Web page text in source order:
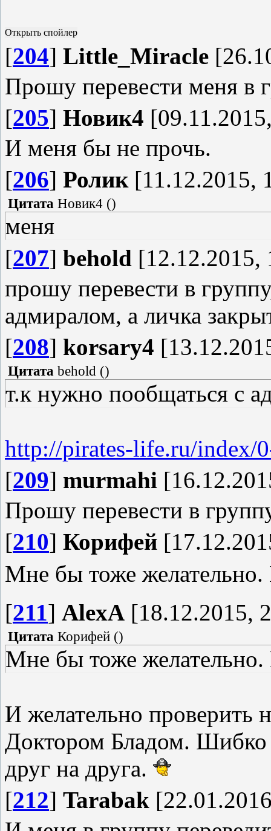
[204] Little_Miracle
Прошу перевести меня в
[205] Новик4
И меня бы не прочь.
[206] Ролик[11.12.2015,
Цитата Новик4 ()
меня
[207] behold [12.12.2015,
прошу перевести в
адмиралом, а личка
[208] korsary4
Цитата behold ()
т.к нужно пообщаться с
http://pirates-life.ru/index/
[209] murmahi
Прошу перевести в
[210] Корифей
Мне бы тоже желательно.
[211] AlexA [18.12.2015,
Цитата Корифей ()
Мне бы тоже желательно.
И желательно проверить
Доктором Бладом.
друг на друга.
[212] Tarabak